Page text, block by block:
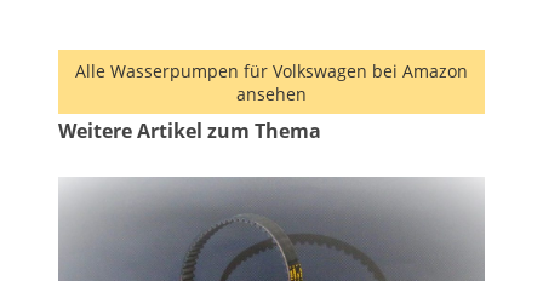
Alle Wasserpumpen für Volkswagen bei Amazon
ansehen
Weitere Artikel zum Thema